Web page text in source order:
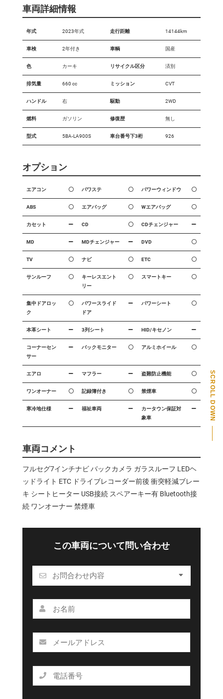
車両詳細情報
年式 2023年式 走行距離 14144km
車検 2年付き 車輌 国産
色 カーキ リサイクル区分 済別
排気量 660 cc ミッション CVT
ハンドル 右 駆動 2WD
燃料 ガソリン 修復歴 無し
型式 5BA-LA900S 車台番号下3桁 926
オプション
エアコン パワステ パワーウィンドウ
ABS エアバッグ Wエアバッグ
カセット CD CDチェンジャー
MD MDチェンジャー DVD
TV ナビ ETC
サンルーフ
キーレスエント
リー
スマートキー
集中ドアロッ
ク
パワースライド
ドア
パワーシート
本革シート 3列シート HID/キセノン
コーナーセン
サー
バックモニター アルミホイール
エアロ マフラー 盗難防止機能
ワンオーナー 記録簿付き 禁煙車
寒冷地仕様 福祉車両
カータウン保証対
象車
車両コメント
フルセグ7インチナビ バックカメラ ガラスルーフ LEDヘ
ッドライト ETC ドライブレコーダー前後 衝突軽減ブレー
キ シートヒーター USB接続 スペアーキー有 Bluetooth接
続 ワンオーナー 禁煙車
この車両について問い合わせ
SCROLL DOWN
PAGE TOP